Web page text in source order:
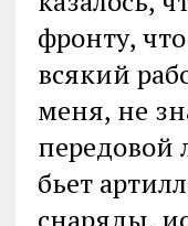
фронту,
всякий
меня, не
передовой
бьет